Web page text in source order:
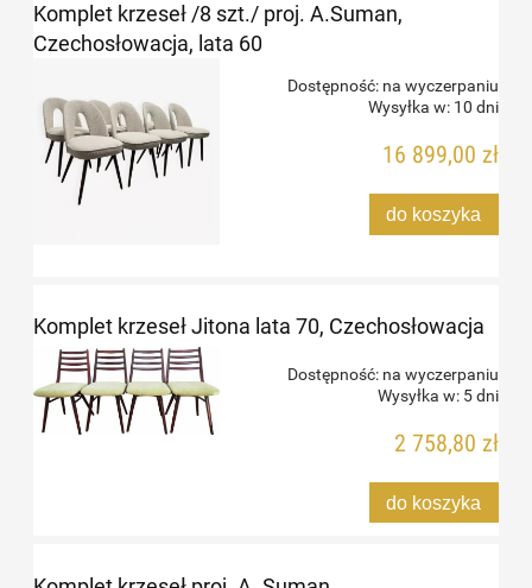
Komplet krzeseł /8 szt./ proj. A.Suman,
Czechosłowacja, lata 60
Dostępność: na wyczerpaniu
Wysyłka w: 10 dni
16 899,00 zł
do koszyka
Komplet krzeseł Jitona lata 70, Czechosłowacja
Dostępność: na wyczerpaniu
Wysyłka w: 5 dni
2 758,80 zł
do koszyka